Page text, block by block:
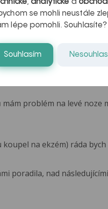
problém na levé noze
na ekzém) ráda bych
poradila, nad
,analytické a
se mohli neustále
lépe pomohli. Souhlasíte?
Souhlasím